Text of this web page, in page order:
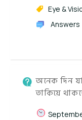
Eye &
Answers
অনেক দিন
তাকিয়ে